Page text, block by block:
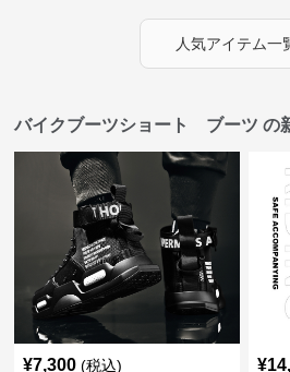
人気アイテム一
バイクブーツショート ブーツ の
¥7,300 (税込) ¥